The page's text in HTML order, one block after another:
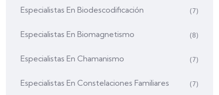
Especialistas En Biodescodificación (7)
Especialistas En Biomagnetismo (8)
Especialistas En Chamanismo (7)
Especialistas En Constelaciones Familiares (7)